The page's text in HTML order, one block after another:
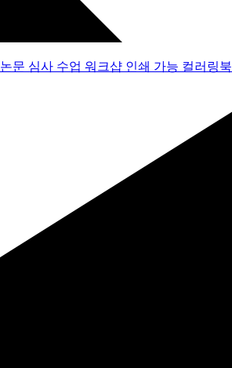
논문 심사 수업 워크샵 인쇄 가능 컬러링북